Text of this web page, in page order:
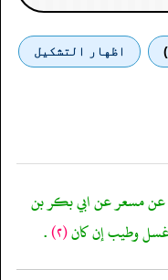
اظهار التشكيل
عن مسعر عن ابي بكر بن
غسل وطيب إن كان(٢) .